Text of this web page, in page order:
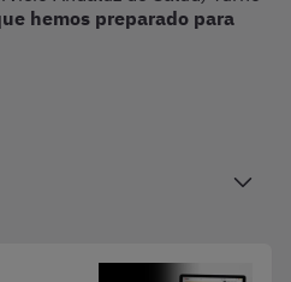
hemos preparado para